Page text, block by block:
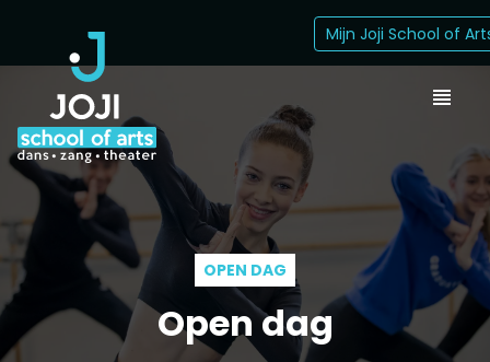
Mijn Joji School of
OPEN DAG
Open dag